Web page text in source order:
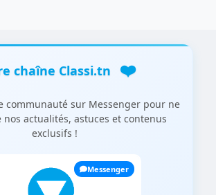
chaîne Classi.tn ❤️
communauté sur Messenger pour ne
actualités, astuces et contenus
exclusifs !
Messenger